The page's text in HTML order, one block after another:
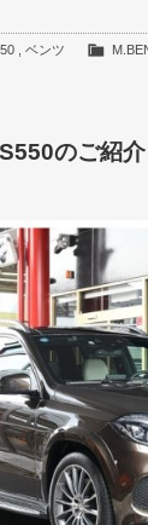
,ベンツ
のご紹介